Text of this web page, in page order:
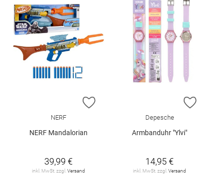
ZUR WUNSCHLISTE HINZUFÜGEN
NERF
NERF Mandalorian
39,99 €
inkl. MwSt. zzgl. Versand
ZUR
Depesche
Armbanduhr "Ylvi"
14,95 €
inkl. MwSt. zzgl. Versand